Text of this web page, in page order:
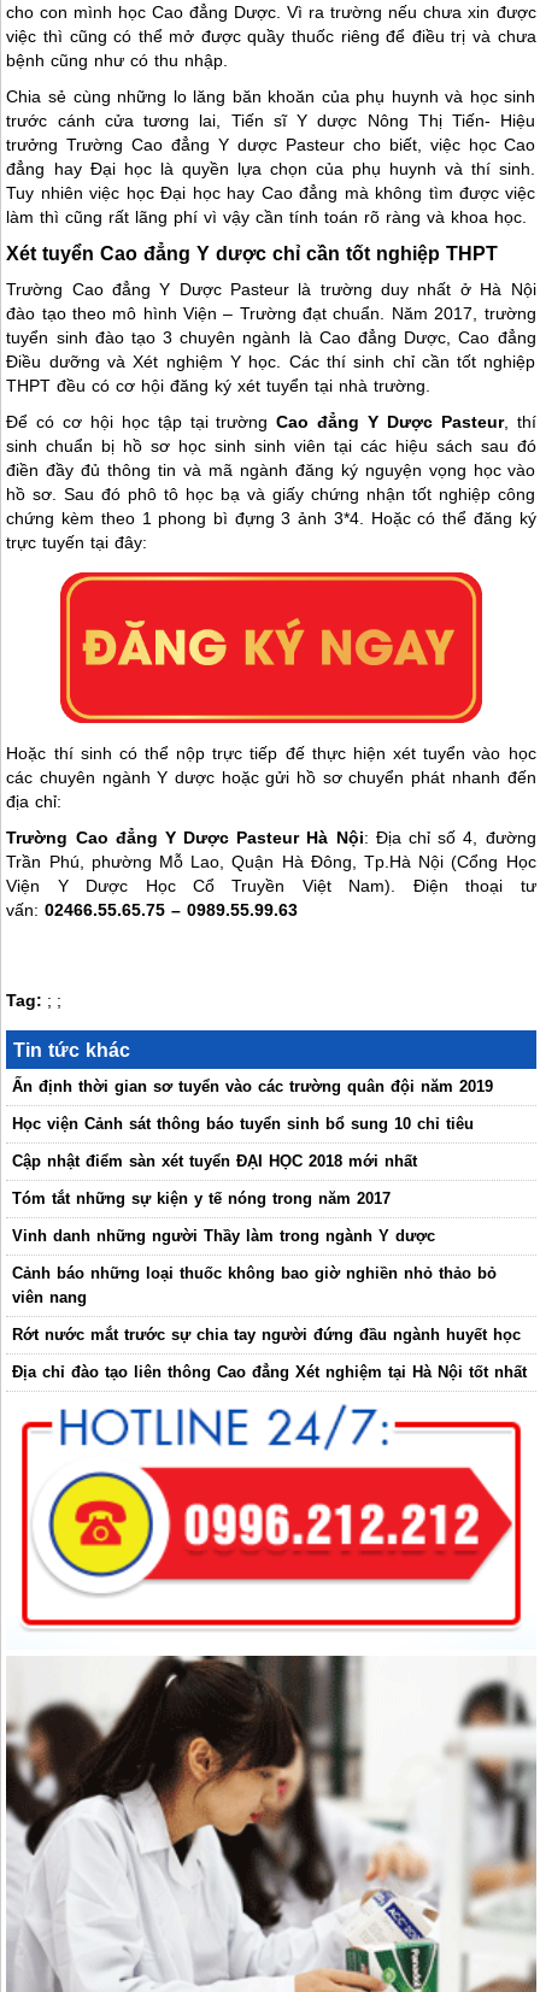
cho con mình học Cao đẳng Dược. Vì ra trường nếu chưa xin được
việc thì cũng có thể mở được quầy thuốc riêng để điều trị và chưa
bệnh cũng như có thu nhập.
Chia sẻ cùng những lo lăng băn khoăn của phụ huynh và học sinh
trước cánh cửa tương lai, Tiến sĩ Y dược Nông Thị Tiến- Hiệu
trưởng Trường Cao đẳng Y dược Pasteur cho biết, việc học Cao
đẳng hay Đại học là quyền lựa chọn của phụ huynh và thí sinh.
Tuy nhiên việc học Đại học hay Cao đẳng mà không tìm được việc
làm thì cũng rất lãng phí vì vậy cần tính toán rõ ràng và khoa học.
Xét tuyển Cao đẳng Y dược chỉ cần tốt nghiệp THPT
Trường Cao đẳng Y Dược Pasteur là trường duy nhất ở Hà Nội
đào tạo theo mô hình Viện – Trường đạt chuẩn. Năm 2017, trường
tuyển sinh đào tạo 3 chuyên ngành là Cao đẳng Dược, Cao đẳng
Điều dưỡng và Xét nghiệm Y học. Các thí sinh chỉ cần tốt nghiệp
THPT đều có cơ hội đăng ký xét tuyển tại nhà trường.
Để có cơ hội học tập tại trườngCao đẳng Y Dược Pasteur, thí
sinh chuẩn bị hồ sơ học sinh sinh viên tại các hiệu sách sau đó
điền đầy đủ thông tin và mã ngành đăng ký nguyện vọng học vào
hồ sơ. Sau đó phô tô học bạ và giấy chứng nhận tốt nghiệp công
chứng kèm theo 1 phong bì đựng 3 ảnh 3*4. Hoặc có thể đăng ký
trực tuyến tại đây:
Hoặc thí sinh có thể nộp trực tiếp đế thực hiện xét tuyển vào học
các chuyên ngành Y dược hoặc gửi hồ sơ chuyển phát nhanh đến
địa chỉ:
Trường Cao đẳng Y Dược Pasteur Hà Nội: Địa chỉ số 4, đường
Trần Phú, phường Mỗ Lao, Quận Hà Đông, Tp.Hà Nội (Cổng Học
Viện Y Dược Học Cổ Truyền Việt Nam). Điện thoại tư
vấn:02466.55.65.75 – 0989.55.99.63
Tag: ; ;
Tin tức khác
Ấn định thời gian sơ tuyển vào các trường quân đội năm 2019
Học viện Cảnh sát thông báo tuyển sinh bổ sung 10 chỉ tiêu
Cập nhật điểm sàn xét tuyển ĐẠI HỌC 2018 mới nhất
Tóm tắt những sự kiện y tế nóng trong năm 2017
Vinh danh những người Thầy làm trong ngành Y dược
Cảnh báo những loại thuốc không bao giờ nghiền nhỏ thảo bỏ
viên nang
Rớt nước mắt trước sự chia tay người đứng đầu ngành huyết học
Địa chỉ đào tạo liên thông Cao đẳng Xét nghiệm tại Hà Nội tốt nhất